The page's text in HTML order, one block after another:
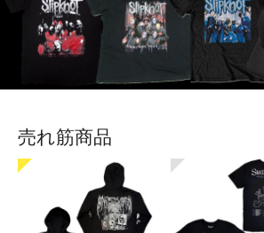
売れ筋商品